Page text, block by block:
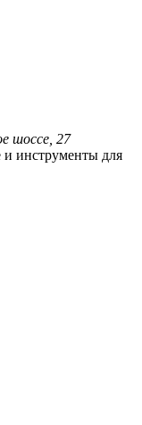
шоссе, 27
и инструменты для